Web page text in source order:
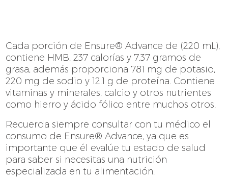
Cada porción de Ensure® Advance de (220 mL),
contiene HMB, 237 calorías y 7.37 gramos de
grasa, además proporciona 781 mg de potasio,
220 mg de sodio y 12.1 g de proteína. Contiene
vitaminas y minerales, calcio y otros nutrientes
como hierro y ácido fólico entre muchos otros.
Recuerda siempre consultar con tu médico el
consumo de Ensure® Advance, ya que es
importante que él evalúe tu estado de salud
para saber si necesitas una nutrición
especializada en tu alimentación.